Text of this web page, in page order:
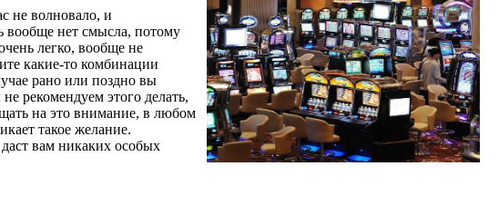
не волновало, и
вообще нет смысла, потому
легко, вообще не
какие-то комбинации
рано или поздно вы
рекомендуем этого делать,
на это внимание, в любом
такое желание.
вам никаких особых